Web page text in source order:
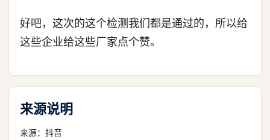
好吧，这次的这个检测我们都是通过的，所以给
这些企业给这些厂家点个赞。
来源说明
来源： 抖音